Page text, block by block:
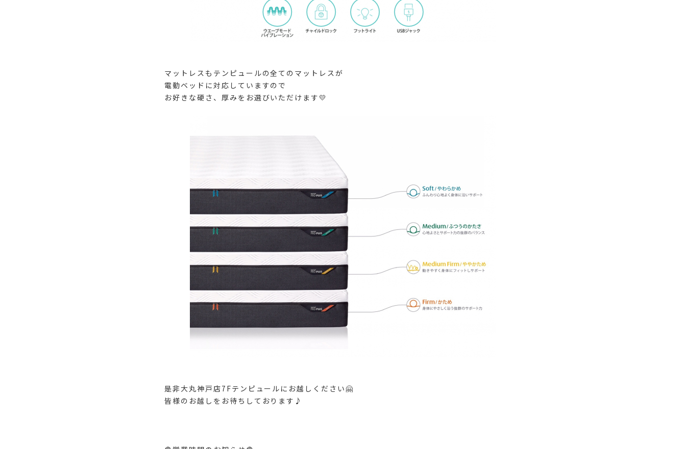
マットレスもテンピュールの全てのマットレスが
電動ベッドに対応していますので
お好きな硬さ、厚みをお選びいただけます💛
是非大丸神戸店7Fテンピュールにお越しください🤗
皆様のお越しをお待ちしております♪